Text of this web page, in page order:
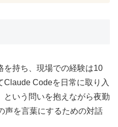
を持ち、現場での経験は10
Codeを日常に取り入
という問いを抱えながら夜勤
声を言葉にするための対話